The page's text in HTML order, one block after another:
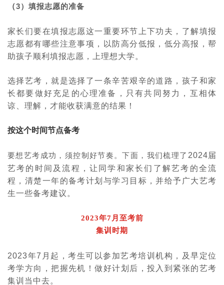
（3）填报志愿的准备
家长们要在填报志愿这一重要环节上下功夫，了解填报
志愿都有哪些注意事项，以防高分低报，低分高报，帮
助孩子顺利填报志愿，上理想大学。
选择艺考，就是选择了一条辛苦艰辛的道路，孩子和家
长都要做好充足的心理准备，只有共同努力，互相体
谅、理解，才能收获满意的结果！
按这个时间节点备考
要想艺考成功，须控制好节奏。下面，我们梳理了 2024届
艺考的时间及流程，让同学和家长们了解艺考的全流
程，清楚一年的备考计划与学习目标，并给予广大艺考
生一些备考建议。
2023年7月至考前
集训时期
2023年7 月起，考生可以参加艺考培训机构，及早定位
考学方向，把握先机！做好计划后，投入到紧张的艺考
集训当中去。